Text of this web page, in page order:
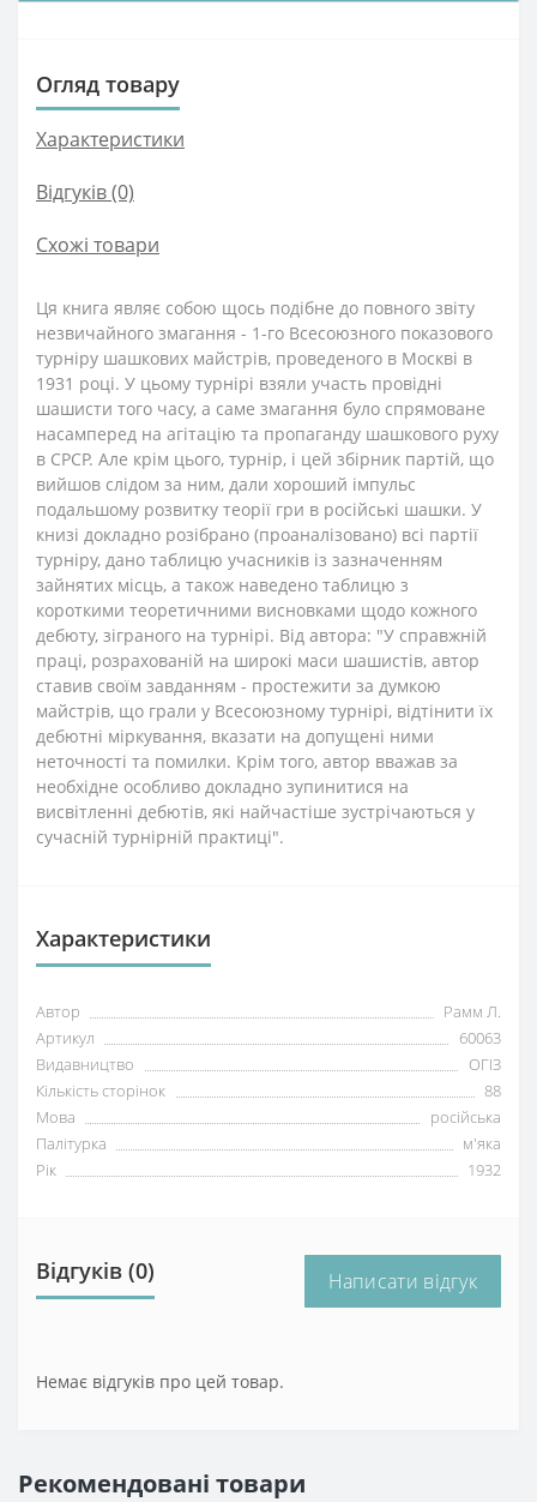
Огляд товару
Характеристики
Відгуків (0)
Схожі товари
Ця книга являє собою щось подібне до повного звіту
незвичайного змагання - 1-го Всесоюзного показового
турніру шашкових майстрів, проведеного в Москві в
1931 році. У цьому турнірі взяли участь провідні
шашисти того часу, а саме змагання було спрямоване
насамперед на агітацію та пропаганду шашкового руху
в СРСР. Але крім цього, турнір, і цей збірник партій, що
вийшов слідом за ним, дали хороший імпульс
подальшому розвитку теорії гри в російські шашки. У
книзі докладно розібрано (проаналізовано) всі партії
турніру, дано таблицю учасників із зазначенням
зайнятих місць, а також наведено таблицю з
короткими теоретичними висновками щодо кожного
дебюту, зіграного на турнірі. Від автора: "У справжній
праці, розрахованій на широкі маси шашистів, автор
ставив своїм завданням - простежити за думкою
майстрів, що грали у Всесоюзному турнірі, відтінити їх
дебютні міркування, вказати на допущені ними
неточності та помилки. Крім того, автор вважав за
необхідне особливо докладно зупинитися на
висвітленні дебютів, які найчастіше зустрічаються у
сучасній турнірній практиці".
Характеристики
Автор
Рамм Л.
Артикул
60063
Видавництво
ОГІЗ
Кількість сторінок
88
Мова
російська
Палітурка
м'яка
Рік
1932
Відгуків (0) Написати відгук
Немає відгуків про цей товар.
Рекомендовані товари